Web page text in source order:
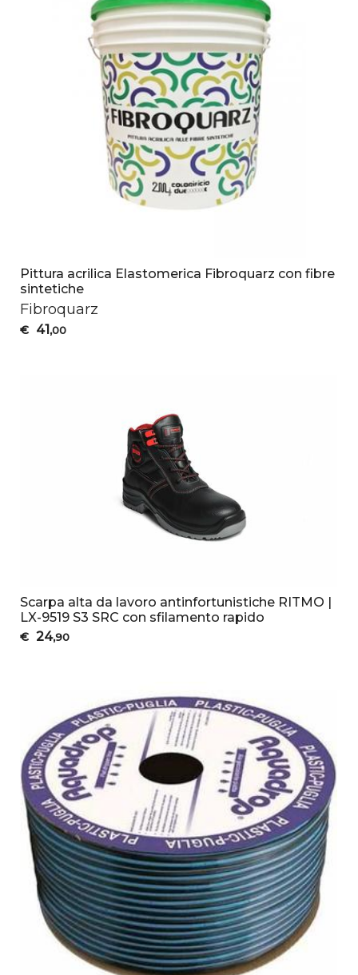
Pittura acrilica Elastomerica Fibroquarz con fibre
sintetiche
Fibroquarz
€ 41,00
Scarpa alta da lavoro antinfortunistiche RITMO |
LX-9519 S3 SRC con sfilamento rapido
€ 24,90